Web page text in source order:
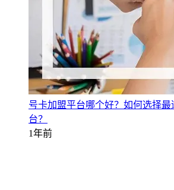
号卡加盟平台哪个好？如何选择
台？
1年前